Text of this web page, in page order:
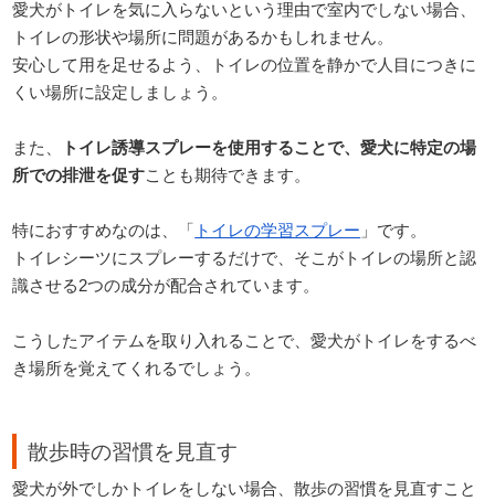
愛犬がトイレを気に入らないという理由で室内でしない場合、
トイレの形状や場所に問題があるかもしれません。
安心して用を足せるよう、トイレの位置を静かで人目につきに
くい場所に設定しましょう。
また、
トイレ誘導スプレーを使用することで、愛犬に特定の場
所での排泄を促すことも期待できます。
特におすすめなのは、「 トイレの学習スプレー 」です。
トイレシーツにスプレーするだけで、そこがトイレの場所と認
識させる2つの成分が配合されています。
こうしたアイテムを取り入れることで、愛犬がトイレをするべ
き場所を覚えてくれるでしょう。
散歩時の習慣を見直す
愛犬が外でしかトイレをしない場合、散歩の習慣を見直すこと